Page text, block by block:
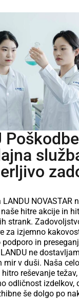
NOVASTAR
hitre akcije in
strank.
za izjemno
in
ne
v duši. Naša
reševanje
odličnost izdelkov,
še dolgo po